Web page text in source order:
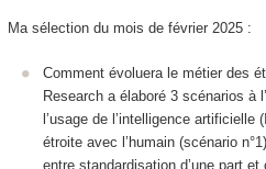
Ma sélection du mois de février 2025 :
Comment évoluera le métier des
Research a élaboré 3 scénarios à
l’usage de l’intelligence
étroite avec l’humain (scénario
entre standardisation d’une part